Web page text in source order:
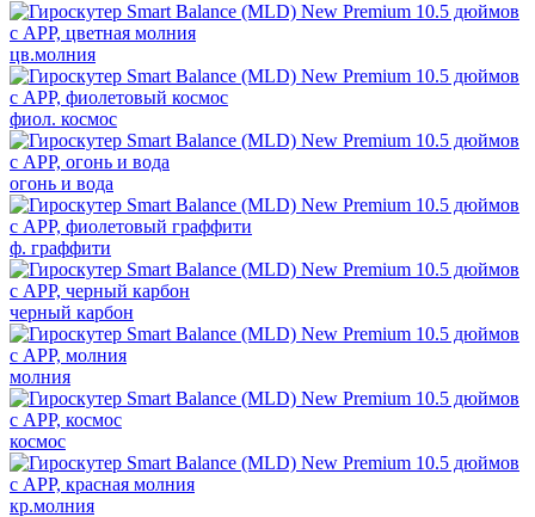
цв.молния
фиол. космос
огонь и вода
ф. граффити
черный карбон
молния
космос
кр.молния